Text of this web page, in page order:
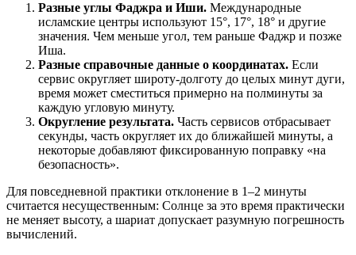
Разные углы Фаджра и Иши. Международные
исламские центры используют 15°, 17°, 18° и другие
значения. Чем меньше угол, тем раньше Фаджр и позже
Иша.
Разные справочные данные о координатах. Если
сервис округляет широту-долготу до целых минут дуги,
время может сместиться примерно на полминуты за
каждую угловую минуту.
Округление результата. Часть сервисов отбрасывает
секунды, часть округляет их до ближайшей минуты, а
некоторые добавляют фиксированную поправку «на
безопасность».
Для повседневной практики отклонение в 1–2 минуты
считается несущественным: Солнце за это время практически
не меняет высоту, а шариат допускает разумную погрешность
вычислений.